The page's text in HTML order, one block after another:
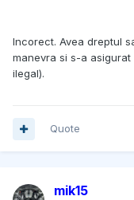
Incorect. Avea dreptul
manevra si s-a
ilegal).
Quote
mik15